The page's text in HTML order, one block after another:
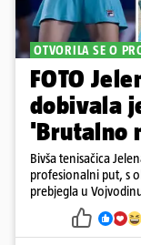
OTVORILA SE O
FOTO
dobivala
'Brutalno
Bivša tenisačica
profesionalni put, s
prebjegla u